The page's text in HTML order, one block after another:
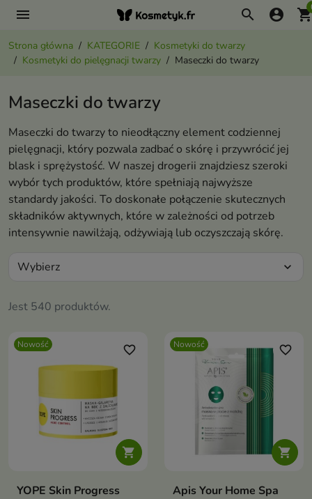
menu search account_circle
Strona główna KATEGORIE
Kosmetyki do twarzy
Kosmetyki do pielęgnacji twarzy
Maseczki do twarzy
Maseczki do twarzy
Maseczki do twarzy to nieodłączny element codziennej
pielęgnacji, który pozwala zadbać o skórę i przywrócić jej
blask i sprężystość. W naszej drogerii znajdziesz szeroki
wybór tych produktów, które spełniają najwyższe
standardy jakości. To doskonałe połączenie skutecznych
składników aktywnych, które w zależności od potrzeb
intensywnie nawilżają, odżywiają lub oczyszczają skórę.
Jest 540 produktów.
Wybierz expand_more
Nowość

favorite_border
YOPE Skin Progress
Nowość

favorite_border
Apis Your Home Spa